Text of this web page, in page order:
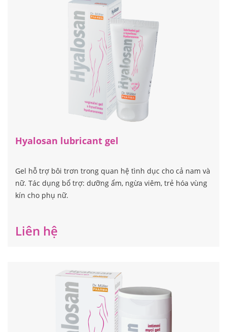
Hyalosan lubricant gel
Gel hỗ trợ bôi trơn trong quan hệ tình dục cho cả nam và
nữ. Tác dụng bổ trợ: dưỡng ẩm, ngừa viêm, trẻ hóa vùng
kín cho phụ nữ.
Liên hệ